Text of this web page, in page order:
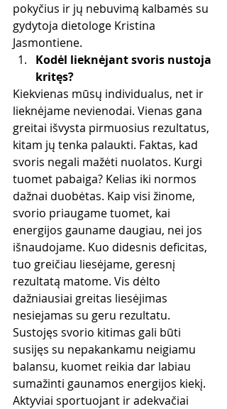
pokyčius ir jų nebuvimą kalbamės su
gydytoja dietologe Kristina
Jasmontiene.
Kodėl lieknėjant svoris nustoja
kritęs?
Kiekvienas mūsų individualus, net ir
lieknėjame nevienodai. Vienas gana
greitai išvysta pirmuosius rezultatus,
kitam jų tenka palaukti. Faktas, kad
svoris negali mažėti nuolatos. Kurgi
tuomet pabaiga? Kelias iki normos
dažnai duobėtas. Kaip visi žinome,
svorio priaugame tuomet, kai
energijos gauname daugiau, nei jos
išnaudojame. Kuo didesnis deficitas,
tuo greičiau liesėjame, geresnį
rezultatą matome. Vis dėlto
dažniausiai greitas liesėjimas
nesiejamas su geru rezultatu.
Sustojęs svorio kitimas gali būti
susijęs su nepakankamu neigiamu
balansu, kuomet reikia dar labiau
sumažinti gaunamos energijos kiekį.
Aktyviai sportuojant ir adekvačiai